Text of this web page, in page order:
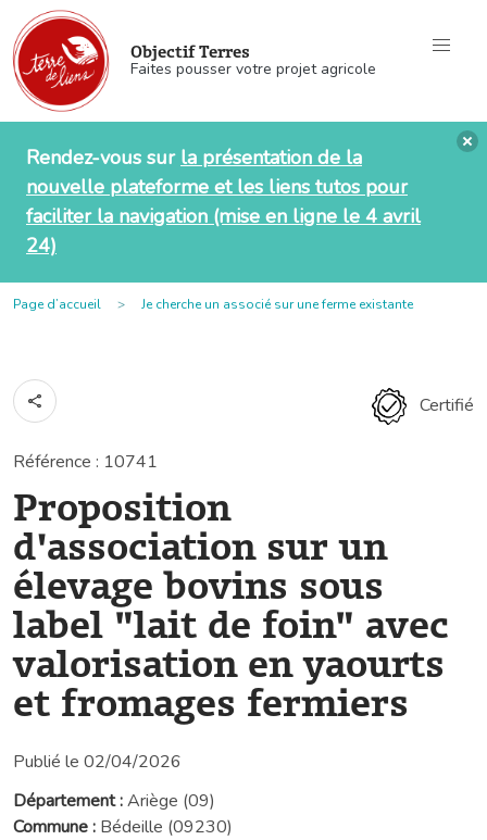
Objectif Terres
Faites pousser votre projet agricole
Rendez-vous sur la présentation de la
nouvelle plateforme et les liens tutos pour
faciliter la navigation (mise en ligne le 4 avril
24)
Page d’accueil Je cherche un associé sur une ferme existante
Certifié
Référence : 10741
Proposition
d'association sur un
élevage bovins sous
label "lait de foin" avec
valorisation en yaourts
et fromages fermiers
Publié le 02/04/2026
Département :Ariège (09)
Commune : Bédeille (09230)